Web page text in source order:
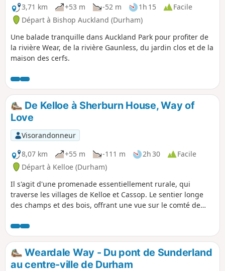
3,71 km
+53 m -52 m 1h 15
Facile
Départ à Bishop Auckland (Durham)
Une balade tranquille dans Auckland Park pour profiter de
la rivière Wear, de la rivière Gaunless, du jardin clos et de la
maison des cerfs.
De Kelloe à Sherburn House, Way of
Love
Visorandonneur
8,07 km
+55 m -111 m 2h 30
Facile
Départ à Kelloe (Durham)
Il s'agit d'une promenade essentiellement rurale, qui
traverse les villages de Kelloe et Cassop. Le sentier longe
des champs et des bois, offrant une vue sur le comté de
mines de charbon étaient encore en activité. Pendant ta
promenade, garde l'œil ouvert pour découvrir les vestiges
du passé minier du comté de Durham.
Weardale Way - Du pont de Sunderland
au centre-ville de Durham